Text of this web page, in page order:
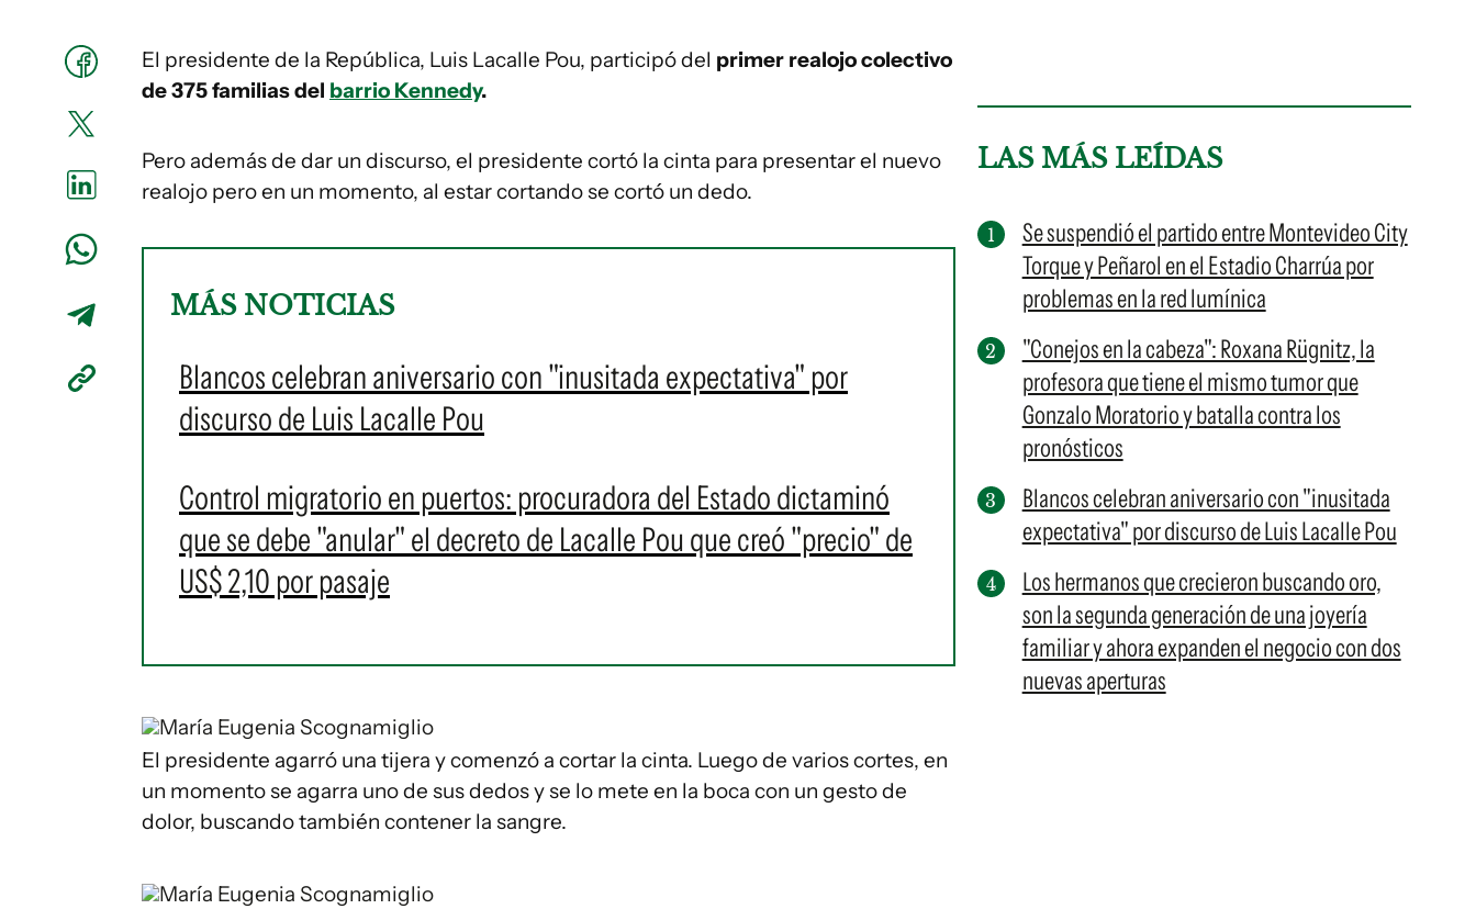
El presidente de la República, Luis Lacalle Pou, participó del primer realojo colectivo
de 375 familias del barrio Kennedy.
Pero además de dar un discurso, el presidente cortó la cinta para presentar el nuevo
realojo pero en un momento, al estar cortando se cortó un dedo.
MÁS NOTICIAS
Blancos celebran aniversario con "inusitada expectativa" por
discurso de Luis Lacalle Pou
Control migratorio en puertos: procuradora del Estado dictaminó
que se debe "anular" el decreto de Lacalle Pou que creó "precio" de
US$ 2,10 por pasaje
María Eugenia Scognamiglio
El presidente agarró una tijera y comenzó a cortar la cinta. Luego de varios cortes, en
un momento se agarra uno de sus dedos y se lo mete en la boca con un gesto de
dolor, buscando también contener la sangre.
María Eugenia Scognamiglio
LAS MÁS LEÍDAS
Se suspendió el partido entre Montevideo City
Torque y Peñarol en el Estadio Charrúa por
problemas en la red lumínica
"Conejos en la cabeza": Roxana Rügnitz, la
profesora que tiene el mismo tumor que
Gonzalo Moratorio y batalla contra los
pronósticos
Blancos celebran aniversario con "inusitada
expectativa" por discurso de Luis Lacalle Pou
Los hermanos que crecieron buscando oro,
son la segunda generación de una joyería
familiar y ahora expanden el negocio con dos
nuevas aperturas